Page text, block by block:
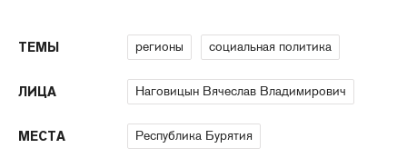
ТЕМЫ регионы социальная политика
ЛИЦА Наговицын Вячеслав Владимирович
МЕСТА Республика Бурятия